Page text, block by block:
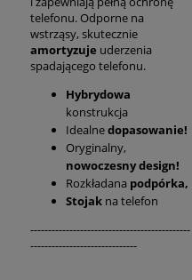
telefonu. Odporne na
wstrząsy, skutecznie
amortyzuje uderzenia
spadającego telefonu.
Hybrydowa
konstrukcja
Idealnedopasowanie!
Oryginalny,
nowoczesny design!
Rozkładana podpórka,
Stojak na telefon
---------------------------------------------
------------------------------